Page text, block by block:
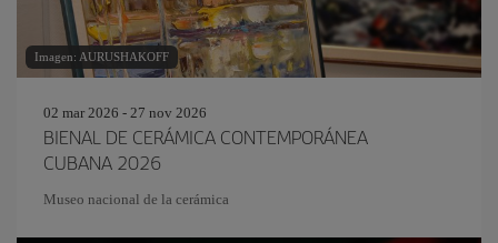
Imagen: AURUSHAKOFF
02 mar 2026 - 27 nov 2026
BIENAL DE CERÁMICA CONTEMPORÁNEA
CUBANA 2026
Museo nacional de la cerámica